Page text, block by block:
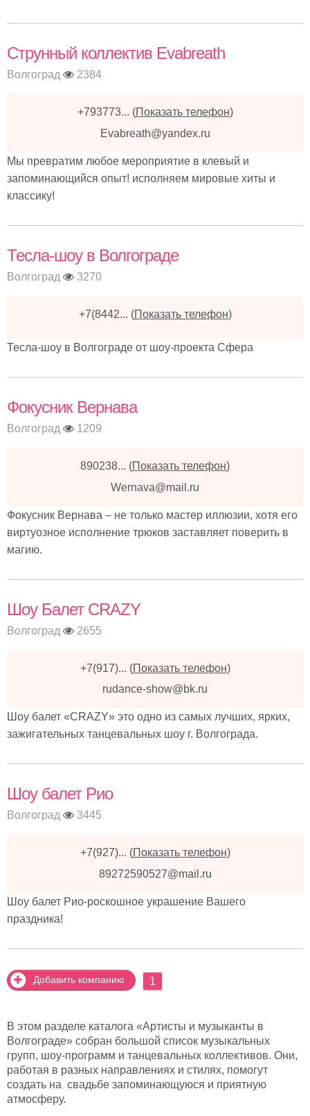
Струнный коллектив Evabreath
Волгоград 2384
+793773... (Показать телефон)
Evabreath@yandex.ru
Мы превратим любое мероприятие в клевый и
запоминающийся опыт! исполняем мировые хиты и
классику!
Тесла-шоу в Волгограде
Волгоград 3270
+7(8442... (Показать телефон)
Тесла-шоу в Волгограде от шоу-проекта Сфера
Фокусник Вернава
Волгоград 1209
890238... (Показать телефон)
Wernava@mail.ru
Фокусник Вернава – не только мастер иллюзии, хотя его
виртуозное исполнение трюков заставляет поверить в
магию.
Шоу Балет CRAZY
Волгоград 2655
+7(917)... (Показать телефон)
rudance-show@bk.ru
Шоу балет «CRAZY» это одно из самых лучших, ярких,
зажигательных танцевальных шоу г. Волгограда.
Шоу балет Рио
Волгоград 3445
+7(927)... (Показать телефон)
89272590527@mail.ru
Шоу балет Рио-роскошное украшение Вашего
праздника!
Добавить компанию 1
В этом разделе каталога «Артисты и музыканты в
Волгограде» собран большой список музыкальных
групп, шоу-программ и танцевальных коллективов. Они,
работая в разных направлениях и стилях, помогут
создать на свадьбе запоминающуюся и приятную
атмосферу.